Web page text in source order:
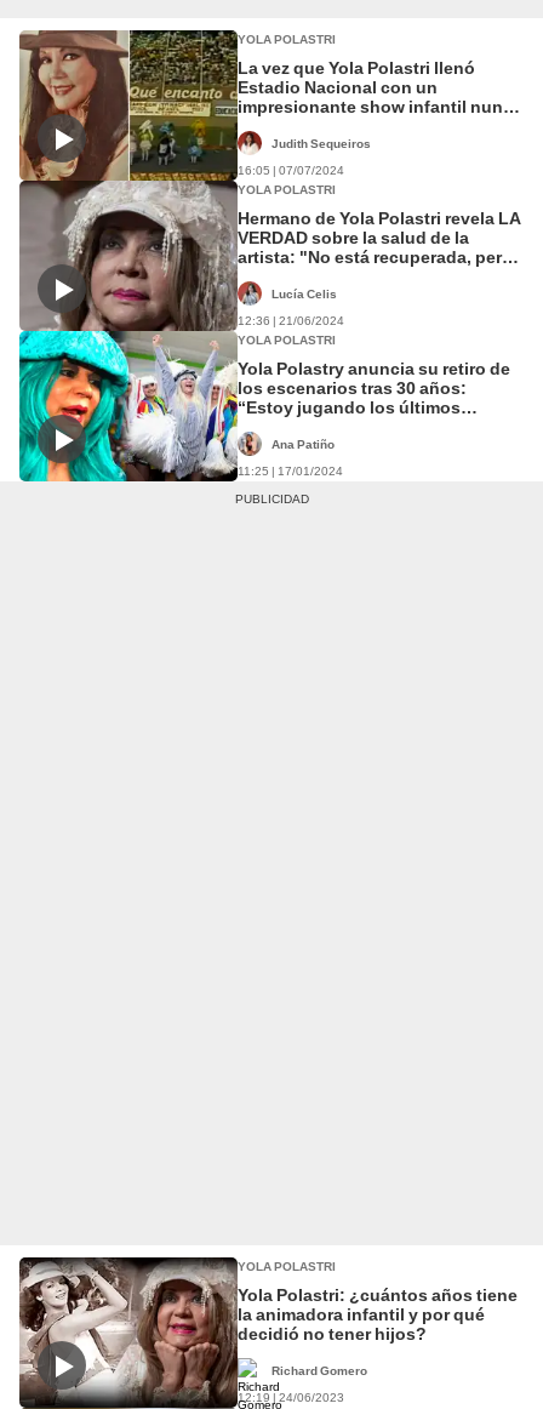
YOLA POLASTRI
La vez que Yola Polastri llenó
Estadio Nacional con un
impresionante show infantil nunca
Judith Sequeiros
16:05 | 07/07/2024
YOLA POLASTRI
Hermano de Yola Polastri revela LA
VERDAD sobre la salud de la
artista: "No está recuperada, pero
Lucía Celis
12:36 | 21/06/2024
YOLA POLASTRI
Yola Polastry anuncia su retiro de
los escenarios tras 30 años:
“Estoy jugando los últimos
Ana Patiño
11:25 | 17/01/2024
YOLA POLASTRI
Yola Polastri: ¿cuántos años tiene
la animadora infantil y por qué
decidió no tener hijos?
Richard Gomero
12:19 | 24/06/2023